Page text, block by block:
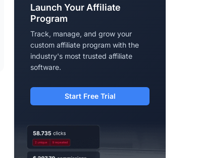
Launch Your Affiliate
Program
Track, manage, and grow your
custom affiliate program with the
industry's most trusted affiliate
software.
Start Free Trial